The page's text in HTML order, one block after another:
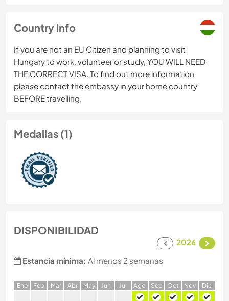
Country info
If you are not an EU Citizen and planning to visit
Hungary to work, volunteer or study, YOU WILL NEED
THE CORRECT VISA. To find out more information
please contact the embassy in your home country
BEFORE travelling.
Medallas (1)
DISPONIBILIDAD
2026
Estancia mínima: Al menos 2 semanas
Ene Feb Mar Abr May Jun Jul Ago Sep Oct Nov Dic